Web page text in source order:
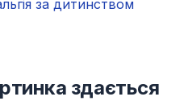
за дитинством
здається